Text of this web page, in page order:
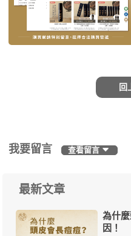
回
我要留言 查看留言
最新文章
為什
因！